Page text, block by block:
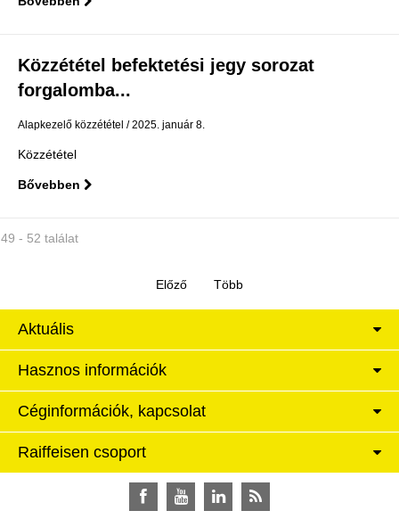
Közzététel befektetési jegy sorozat
forgalomba...
Alapkezelő közzététel 2025. január 8.
Közzététel
Bővebben
49 - 52 találat
Aktuális
Hasznos információk
Céginformációk, kapcsolat
Raiffeisen csoport
FacebookYouTubeLinkedInRSS